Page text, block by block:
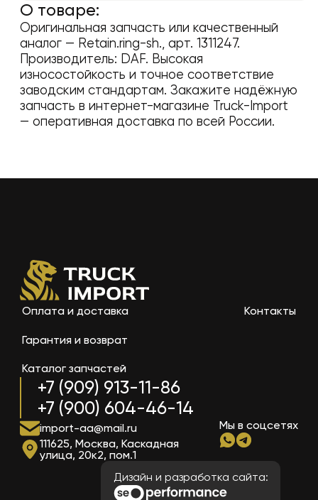
О товаре:
Оригинальная запчасть или качественный
аналог — Retain.ring-sh., арт. 1311247.
Производитель: DAF. Высокая
износостойкость и точное соответствие
заводским стандартам. Закажите надёжную
запчасть в интернет-магазине Truck-Import
— оперативная доставка по всей России.
+7 (909) 913-11-86
+7 (900) 604-46-14
Оплата и доставка
Гарантия и возврат
Каталог запчастей
Контакты
import-aa@mail.ru
111625, Москва, Каскадная
улица, 20к2, пом.1
Мы в соцсетях
Дизайн и разработка сайта: